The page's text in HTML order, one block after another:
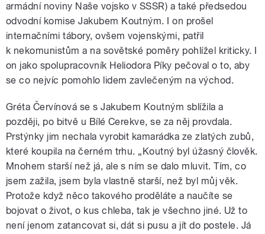
armádní noviny Naše vojsko v SSSR) a také předsedou
odvodní komise Jakubem Koutným. I on prošel
internačními tábory, ovšem vojenskými, patřil
k nekomunistům a na sovětské poměry pohlížel kriticky. I
on jako spolupracovník Heliodora Píky pečoval o to, aby
se co nejvíc pomohlo lidem zavlečeným na východ.
Gréta Červínová se s Jakubem Koutným sblížila a
později, po bitvě u Bílé Cerekve, se za něj provdala.
Prstýnky jim nechala vyrobit kamarádka ze zlatých zubů,
které koupila na černém trhu. „Koutný byl úžasný člověk.
Mnohem starší než já, ale s ním se dalo mluvit. Tím, co
jsem zažila, jsem byla vlastně starší, než byl můj věk.
Protože když něco takového proděláte a naučíte se
bojovat o život, o kus chleba, tak je všechno jiné. Už to
není jenom zatancovat si, dát si pusu a jít do postele. Já